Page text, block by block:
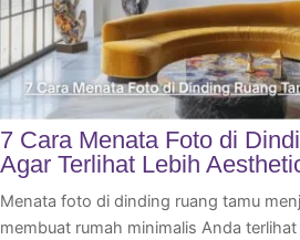
7 Cara Menata Foto di
Agar Terlihat Lebih
Menata foto di dinding ruang tamu
membuat rumah minimalis Anda